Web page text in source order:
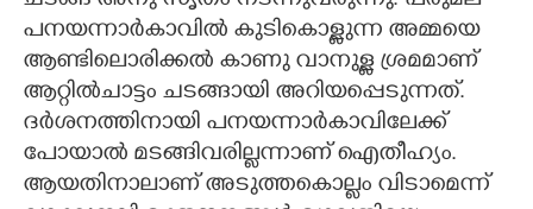
പനയന്നാർകാവിൽ കുടികൊള്ളുന്ന അമ്മയെ
ആണ്ടിലൊരിക്കൽ കാണു വാനുള്ള ശ്രമമാണ്
ആറ്റിൽചാട്ടം ചടങ്ങായി അറിയപ്പെടുന്നത്.
ദർശനത്തിനായി പനയന്നാർകാവിലേക്ക്
പോയാൽ മടങ്ങിവരില്ലന്നാണ് ഐതീഹ്യം.
ആയതിനാലാണ് അടുത്തകൊല്ലം വിടാമെന്ന്